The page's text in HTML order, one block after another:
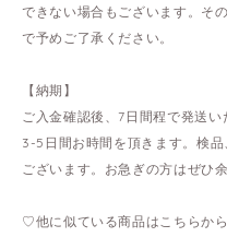
できない場合もございます。そ
で予めご了承ください。
【納期】
ご入金確認後、7日間程で発送
3-5日間お時間を頂きます。検
ございます。お急ぎの方はぜひ
♡他に似ている商品はこちらから